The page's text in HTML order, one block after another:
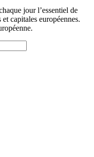
jour l’essentiel de
capitales européennes.